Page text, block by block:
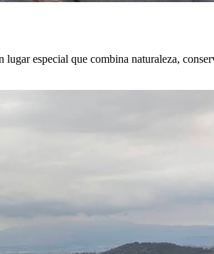
especial que combina naturaleza,